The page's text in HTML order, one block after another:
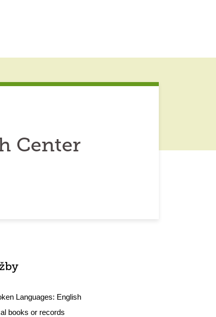
Center
Languages: English
books or records